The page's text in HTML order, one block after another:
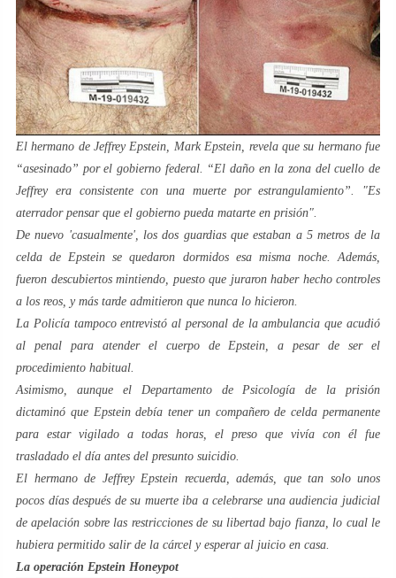
El hermano de Jeffrey Epstein, Mark Epstein, revela que su hermano fue
“asesinado” por el gobierno federal. “El daño en la zona del cuello de
Jeffrey era consistente con una muerte por estrangulamiento”. "Es
aterrador pensar que el gobierno pueda matarte en prisión".
De nuevo 'casualmente', los dos guardias que estaban a 5 metros de la
celda de Epstein se quedaron dormidos esa misma noche. Además,
fueron descubiertos mintiendo, puesto que juraron haber hecho controles
a los reos, y más tarde admitieron que nunca lo hicieron.
La Policía tampoco entrevistó al personal de la ambulancia que acudió
al penal para atender el cuerpo de Epstein, a pesar de ser el
procedimiento habitual.
Asimismo, aunque el Departamento de Psicología de la prisión
dictaminó que Epstein debía tener un compañero de celda permanente
para estar vigilado a todas horas, el preso que vivía con él fue
trasladado el día antes del presunto suicidio.
El hermano de Jeffrey Epstein recuerda, además, que tan solo unos
pocos días después de su muerte iba a celebrarse una audiencia judicial
de apelación sobre las restricciones de su libertad bajo fianza, lo cual le
hubiera permitido salir de la cárcel y esperar al juicio en casa.
La operación Epstein Honeypot